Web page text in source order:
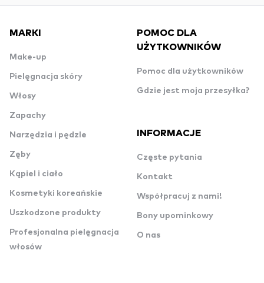
MARKI
Make-up
Pielęgnacja skóry
Włosy
Zapachy
Narzędzia i pędzle
Zęby
Kąpiel i ciało
Kosmetyki koreańskie
Uszkodzone produkty
Profesjonalna pielęgnacja
włosów
POMOC DLA
UŻYTKOWNIKÓW
Pomoc dla użytkowników
Gdzie jest moja przesyłka?
INFORMACJE
Częste pytania
Kontakt
Współpracuj z nami!
Bony upominkowy
O nas